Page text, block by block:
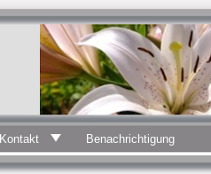
Kontakt Benachrichtigung